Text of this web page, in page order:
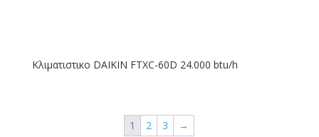
Κλιματιστικο DAIKIN FTXC-60D 24.000 btu/h
1 2 3 →